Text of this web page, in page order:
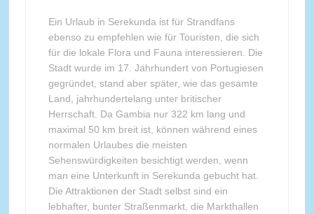
Ein Urlaub in Serekunda ist für Strandfans
ebenso zu empfehlen wie für Touristen, die sich
für die lokale Flora und Fauna interessieren. Die
Stadt wurde im 17. Jahrhundert von Portugiesen
gegründet, stand aber später, wie das gesamte
Land, jahrhundertelang unter britischer
Herrschaft. Da Gambia nur 322 km lang und
maximal 50 km breit ist, können während eines
normalen Urlaubes die meisten
Sehenswürdigkeiten besichtigt werden, wenn
man eine Unterkunft in Serekunda gebucht hat.
Die Attraktionen der Stadt selbst sind ein
lebhafter, bunter Straßenmarkt, die Markthallen